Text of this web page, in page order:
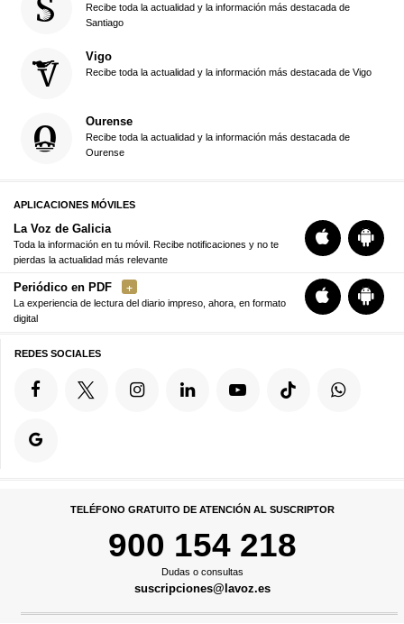
Recibe toda la actualidad y la información más destacada de
Santiago
Vigo
Recibe toda la actualidad y la información más destacada de Vigo
Ourense
Recibe toda la actualidad y la información más destacada de
Ourense
APLICACIONES MÓVILES
La Voz de Galicia
Toda la información en tu móvil. Recibe notificaciones y no te
pierdas la actualidad más relevante
Periódico en PDF
La experiencia de lectura del diario impreso, ahora, en formato
digital
REDES SOCIALES
TELÉFONO GRATUITO DE ATENCIÓN AL SUSCRIPTOR
900 154 218
Dudas o consultas
suscripciones@lavoz.es